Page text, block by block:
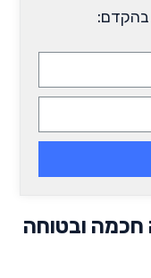
בהקדם:
חכמה ובטוחה